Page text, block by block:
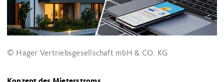
© Hager Vertriebsgesellschaft mbH & CO. KG